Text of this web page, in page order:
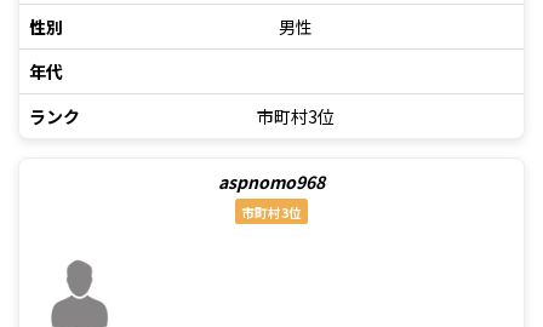
性別
男性
年代
ランク
市町村3位
aspnomo968
市町村3位